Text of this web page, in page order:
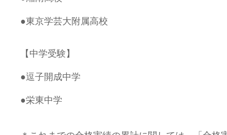
●東京学芸大附属高校
【中学受験】
●逗子開成中学
●栄東中学